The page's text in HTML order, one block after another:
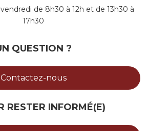
de 8h30 à 12h et de 13h30 à
17h30
QUESTION ?
Contactez-nous
RESTER INFORMÉ(E)